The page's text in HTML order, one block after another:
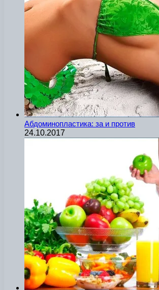
Абдоминопластика: за и против
24.10.2017